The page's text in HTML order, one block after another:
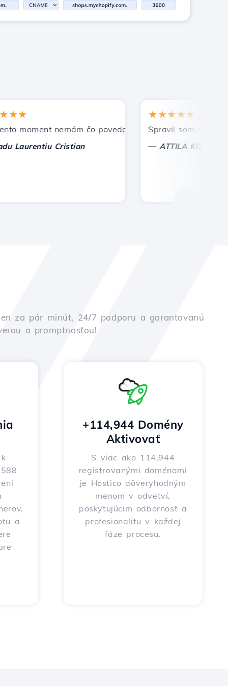
nemám čo povedať, len oceniť. S osobitnou
Cristian
★★★★★
Spravil som správnu
ATTILA KOLES
za pár minút, 24/7 podporu a garantovanú
a promptnosťou!
a
+114,944 Domény
Aktivovať
S viac ako 114,944
registrovanými doménami
je Hostico dôveryhodným
menom v odvetví,
poskytujúcim odbornosť a
profesionalitu v každej
fáze procesu.